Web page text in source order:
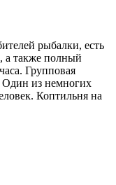
рыбалки, есть
а также полный
Групповая
Один из немногих
Коптильня на